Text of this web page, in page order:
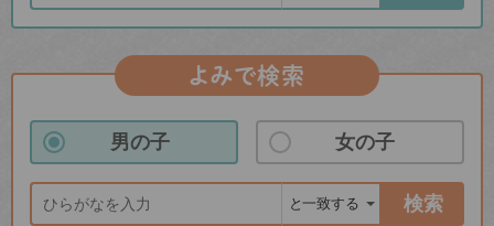
よみで検索
男の子 女の子
検索